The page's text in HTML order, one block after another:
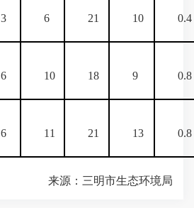
3 6 21 10 0.4
6 10 18 9 0.8
6 11 21 13 0.8
来源：三明市生态环境局